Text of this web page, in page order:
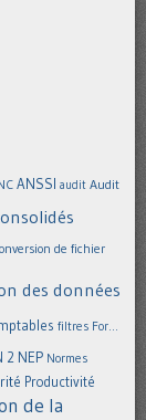
ANSSI audit Audit
de fichier
des données
filtres For...
2 NEP Normes
Productivité
de la